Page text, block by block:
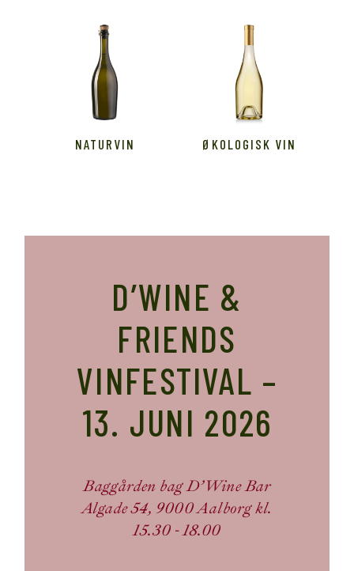
NATURVIN ØKOLOGISK VIN
D’WINE &
FRIENDS
VINFESTIVAL –
13. JUNI 2026
Baggården bag D’Wine Bar
Algade 54, 9000 Aalborg kl.
15.30 - 18.00